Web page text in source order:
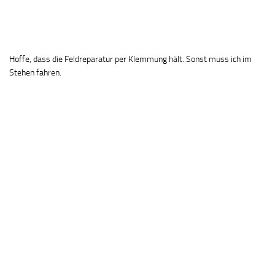
Hoffe, dass die Feldreparatur per Klemmung hält. Sonst muss ich im
Stehen fahren.